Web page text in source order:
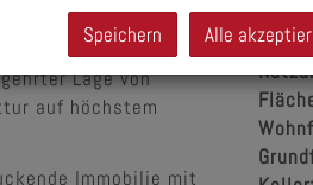
Lage von
auf höchstem
Immobilie mit
Speichern Alle